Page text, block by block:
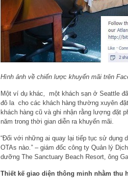
Hình ảnh về chiến lược khuyến mãi trên
Một ví dụ khác, một khách sạn ở Seattle
đô la cho các khách hàng thường xuyên
khách hàng cũ và ghi nhận rằng lượng đặt
năm trong thời gian diễn ra khuyến mãi.
“Đối với những ai quay lại tiếp tục sử dụng
OTAs nào.” – giám đốc công ty Quản lý
dưỡng The Sanctuary Beach Resort, ông
Thiết kế giao diện thông minh nhằm thu